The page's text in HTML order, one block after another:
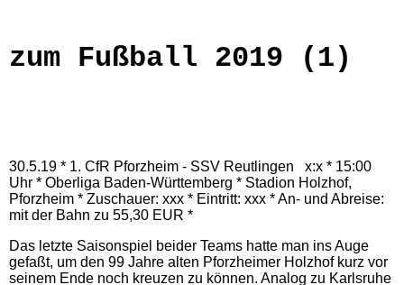
zum Fußball 2019 (1)
30.5.19 * 1. CfR Pforzheim - SSV Reutlingen x:x * 15:00
Uhr * Oberliga Baden-Württemberg * Stadion Holzhof,
Pforzheim * Zuschauer: xxx * Eintritt: xxx * An- und Abreise:
mit der Bahn zu 55,30 EUR *
Das letzte Saisonspiel beider Teams hatte man ins Auge
gefaßt, um den 99 Jahre alten Pforzheimer Holzhof kurz vor
seinem Ende noch kreuzen zu können. Analog zu Karlsruhe